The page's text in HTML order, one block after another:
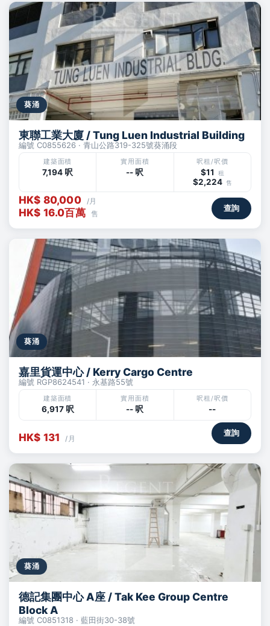
葵涌
東聯工業大廈 / Tung Luen Industrial Building
編號 C0855626 · 青山公路319-325號葵涌段
建築面積
7,194 呎
實用面積
-- 呎
呎租/呎價
$11 租
$2,224 售
HK$ 80,000 /月
HK$ 16.0百萬 售
查詢
葵涌
嘉里貨運中心 / Kerry Cargo Centre
編號 RGP8624541 · 永基路55號
建築面積
6,917 呎
實用面積
-- 呎
呎租/呎價
--
HK$ 131 /月
查詢
葵涌
德記集團中心 A座 / Tak Kee Group Centre
Block A
編號 C0851318 · 藍田街30-38號